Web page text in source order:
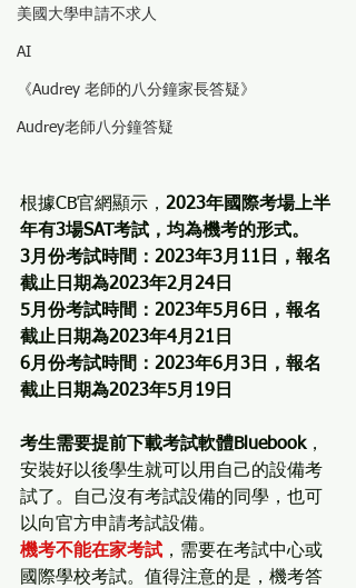
美國大學申請不求人
AI
《Audrey 老師的八分鐘家長答疑》
Audrey老師八分鐘答疑
根據CB官網顯示， 2023年國際考場上半
年有3場SAT考試，均為機考的形式。
3月份考試時間：2023年3月11日，報名
截止日期為2023年2月24日
5月份考試時間：2023年5月6日，報名
截止日期為2023年4月21日
6月份考試時間：2023年6月3日，報名
截止日期為2023年5月19日
考生需要提前下載考試軟體Bluebook，
安裝好以後學生就可以用自己的設備考
試了。自己沒有考試設備的同學，也可
以向官方申請考試設備。
機考不能在家考試 ，需要在考試中心或
國際學校考試。值得注意的是，機考答